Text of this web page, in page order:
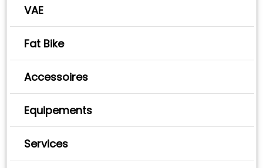
VAE
Fat Bike
Accessoires
Equipements
Services